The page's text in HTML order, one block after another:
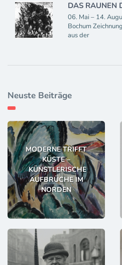
DAS RAUNEN
06. Mai – 14.
Bochum
aus der
Neuste Beiträge
MODERNE TRIFFT
KÜSTE –
KÜNSTLERISCHE
AUFBRÜCHE IM
NORDEN